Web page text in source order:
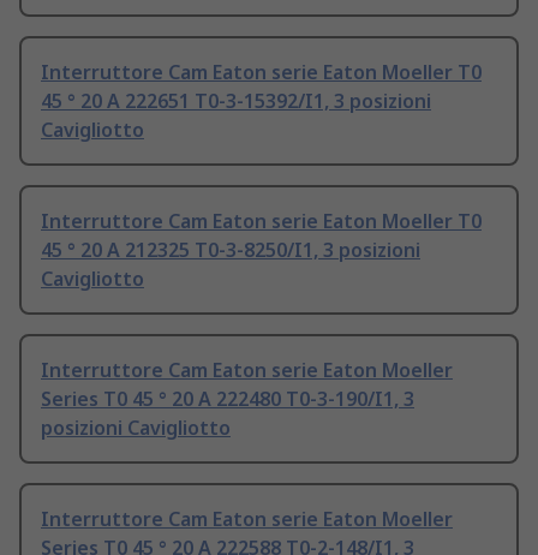
Interruttore Cam Eaton serie Eaton Moeller T0
45 ° 20 A 222651 T0-3-15392/I1, 3 posizioni
Cavigliotto
Interruttore Cam Eaton serie Eaton Moeller T0
45 ° 20 A 212325 T0-3-8250/I1, 3 posizioni
Cavigliotto
Interruttore Cam Eaton serie Eaton Moeller
Series T0 45 ° 20 A 222480 T0-3-190/I1, 3
posizioni Cavigliotto
Interruttore Cam Eaton serie Eaton Moeller
Series T0 45 ° 20 A 222588 T0-2-148/I1, 3